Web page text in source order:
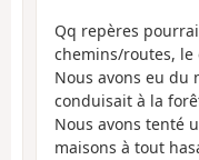
Qq repères
chemins/routes, le
Nous avons eu du
conduisait à la
Nous avons tenté
maisons à tout